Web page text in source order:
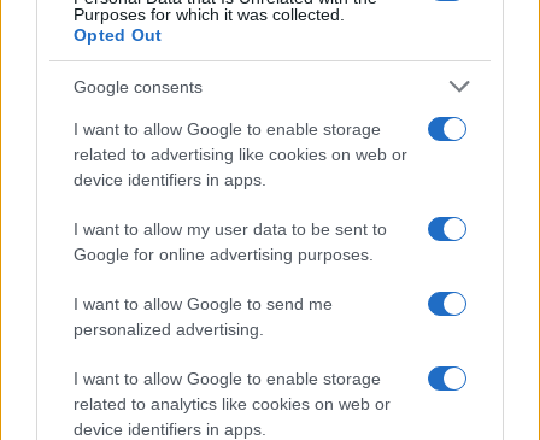
Purposes for which it was collected.
Opted Out
Google consents
I want to allow Google to enable storage
related to advertising like cookies on web or
device identifiers in apps.
I want to allow my user data to be sent to
Google for online advertising purposes.
I want to allow Google to send me
personalized advertising.
I want to allow Google to enable storage
related to analytics like cookies on web or
device identifiers in apps.
define limites diários e revisa operações fechadas para
aprender. Assim aumentas consistência sem sacrificar a
flexibilidade necessária ao
Que riscos permanecem? A correlação entre ativos pode
mudar de forma abrupta. Movimentos de fluxo e notícias
imprevistas mantêm a incerteza elevada. Para minimizar
esse impacto, testa estratégias em ambiente simulado e
documenta decisões.
Como próximo passo operacional, monitora indicadores
desenvolvimento a observar: a evolução das condições
monetárias internacionais poderá redefinir padrões de